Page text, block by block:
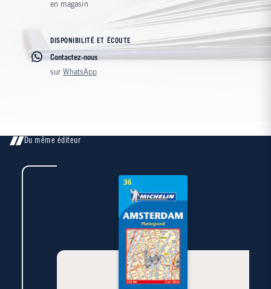
en magasin
DISPONIBILITÉ ET ÉCOUTE
Contactez-nous
sur WhatsApp
Du même éditeur